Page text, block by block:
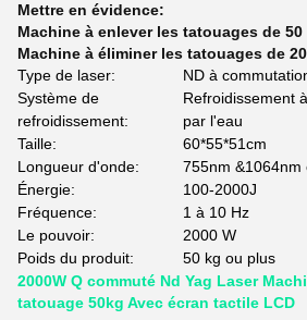
Mettre en évidence:
Machine à enlever les tatouages de 50
Machine à éliminer les tatouages de
Type de laser:
ND à
Système de
refroidissement:
Refroidissement
par l'eau
Taille:
60*55*51cm
Longueur d'onde:
755nm &1064nm
Énergie:
100-2000J
Fréquence:
1 à 10 Hz
Le pouvoir:
2000 W
Poids du produit:
50 kg ou plus
2000W Q commuté Nd Yag Laser
tatouage 50kg Avec écran tactile LCD